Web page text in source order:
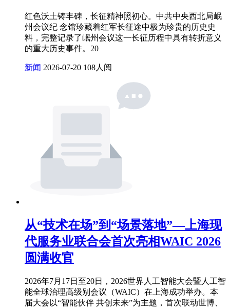
红色沃土铸丰碑，长征精神照初心。中共中央西北局岷
州会议纪 念馆珍藏着红军长征途中极为珍贵的历史史
料，完整记录了岷州会议这一长征历程中具有转折意义
的重大历史事件。20
新闻 2026-07-20 108人阅
从“技术在场”到“场景落地”—上海现
代服务业联合会首次亮相WAIC 2026
圆满收官
2026年7月17日至20日，2026世界人工智能大会暨人工智
能全球治理高级别会议（WAIC）在上海成功举办。本
届大会以“智能伙伴 共创未来”为主题，首次联动世博、